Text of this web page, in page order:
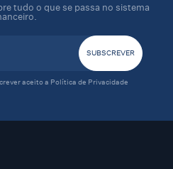
tudo o que se passa no sistema
aceito a Política de Privacidade